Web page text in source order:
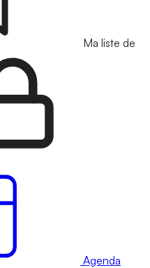
Ma liste de
Agenda